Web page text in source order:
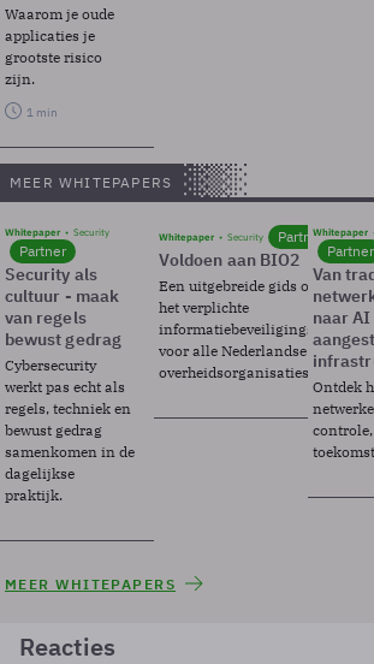
Waarom je oude
applicaties je
grootste risico
zijn.
1 min
MEER WHITEPAPERS
Whitepaper Security
Partner
Security als
cultuur - maak
van regels
bewust gedrag
Cybersecurity
werkt pas echt als
regels, techniek en
bewust gedrag
samenkomen in de
dagelijkse
praktijk.
Whitepaper Security Partner
Voldoen aan BIO2
Een uitgebreide gids over BIO2,
het verplichte
voor alle Nederlandse
overheidsorganisaties.
Whitepaper
Partner
Van
naar AI
Ontdek
MEER WHITEPAPERS
Reacties